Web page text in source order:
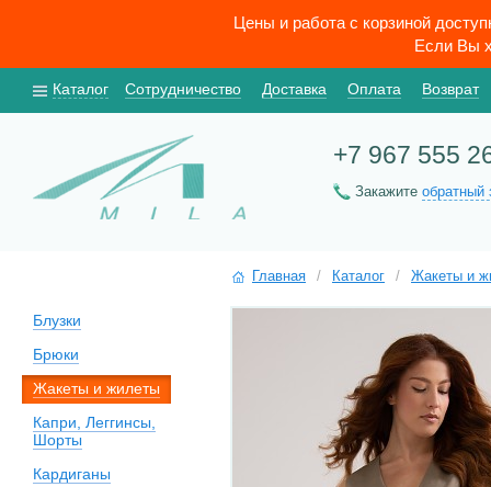
Цены и работа с корзиной
Если Вы
Каталог Сотрудничество Доставка Оплата Возврат
+7 967 555
Закажите обратный
Блузки
Брюки
Жакеты и жилеты
Капри, Леггинсы,
Шорты
Кардиганы
Главная / Каталог / Жакеты и